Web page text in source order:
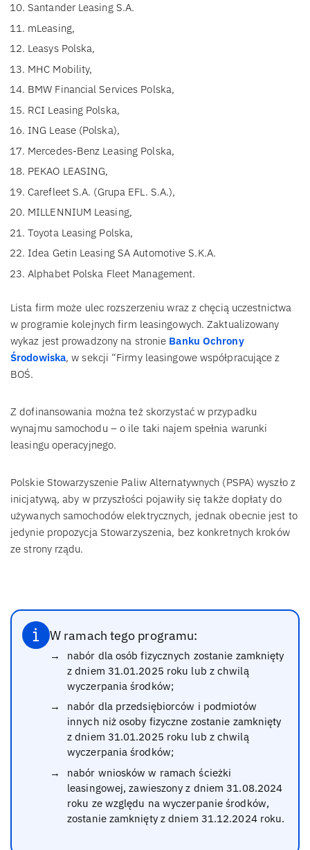
Santander Leasing S.A.
mLeasing,
Leasys Polska,
MHC Mobility,
BMW Financial Services Polska,
RCI Leasing Polska,
ING Lease (Polska),
Mercedes-Benz Leasing Polska,
PEKAO LEASING,
Carefleet S.A. (Grupa EFL. S.A.),
MILLENNIUM Leasing,
Toyota Leasing Polska,
Idea Getin Leasing SA Automotive S.K.A.
Alphabet Polska Fleet Management.
Lista firm może ulec rozszerzeniu wraz z chęcią uczestnictwa
w programie kolejnych firm leasingowych. Zaktualizowany
wykaz jest prowadzony na stronie Banku Ochrony
Środowiska, w sekcji “Firmy leasingowe współpracujące z
BOŚ.
Z dofinansowania można też skorzystać w przypadku
wynajmu samochodu – o ile taki najem spełnia warunki
leasingu operacyjnego.
Polskie Stowarzyszenie Paliw Alternatywnych (PSPA) wyszło z
inicjatywą, aby w przyszłości pojawiły się także dopłaty do
używanych samochodów elektrycznych, jednak obecnie jest to
jedynie propozycja Stowarzyszenia, bez konkretnych kroków
ze strony rządu.
W ramach tego programu:
nabór dla osób fizycznych zostanie zamknięty
z dniem 31.01.2025 roku lub z chwilą
wyczerpania środków;
nabór dla przedsiębiorców i podmiotów
innych niż osoby fizyczne zostanie zamknięty
z dniem 31.01.2025 roku lub z chwilą
wyczerpania środków;
nabór wniosków w ramach ścieżki
leasingowej, zawieszony z dniem 31.08.2024
roku ze względu na wyczerpanie środków,
zostanie zamknięty z dniem 31.12.2024 roku.